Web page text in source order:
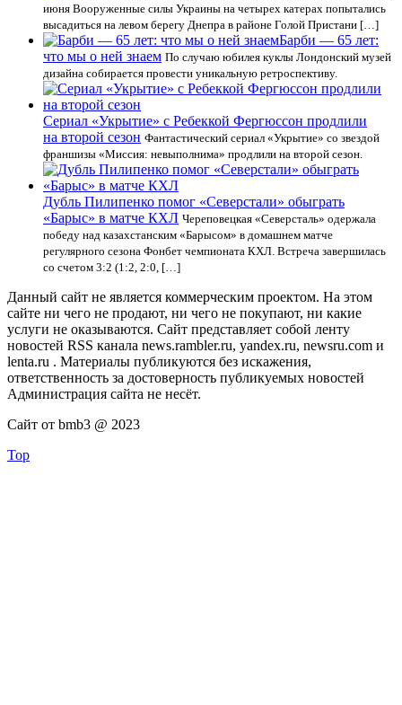
июня Вооруженные силы Украины на четырех катерах попытались
высадиться на левом берегу Днепра в районе Голой Пристани […]
Барби — 65 лет:
что мы о ней знаем По случаю юбилея куклы Лондонский музей
дизайна собирается провести уникальную ретроспективу.
Сериал «Укрытие» с Ребеккой Фергюссон продлили
на второй сезон Фантастический сериал «Укрытие» со звездой
франшизы «Миссия: невыполнима» продлили на второй сезон.
Дубль Пилипенко помог «Северстали» обыграть
«Барыс» в матче КХЛ Череповецкая «Северсталь» одержала
победу над казахстанским «Барысом» в домашнем матче
регулярного сезона Фонбет чемпионата КХЛ. Встреча завершилась
со счетом 3:2 (1:2, 2:0, […]
Данный сайт не является коммерческим проектом. На этом
сайте ни чего не продают, ни чего не покупают, ни какие
услуги не оказываются. Сайт представляет собой ленту
новостей RSS канала news.rambler.ru, yandex.ru, newsru.com и
lenta.ru . Материалы публикуются без искажения,
ответственность за достоверность публикуемых новостей
Администрация сайта не несёт.
Сайт от bmb3 @ 2023
Top